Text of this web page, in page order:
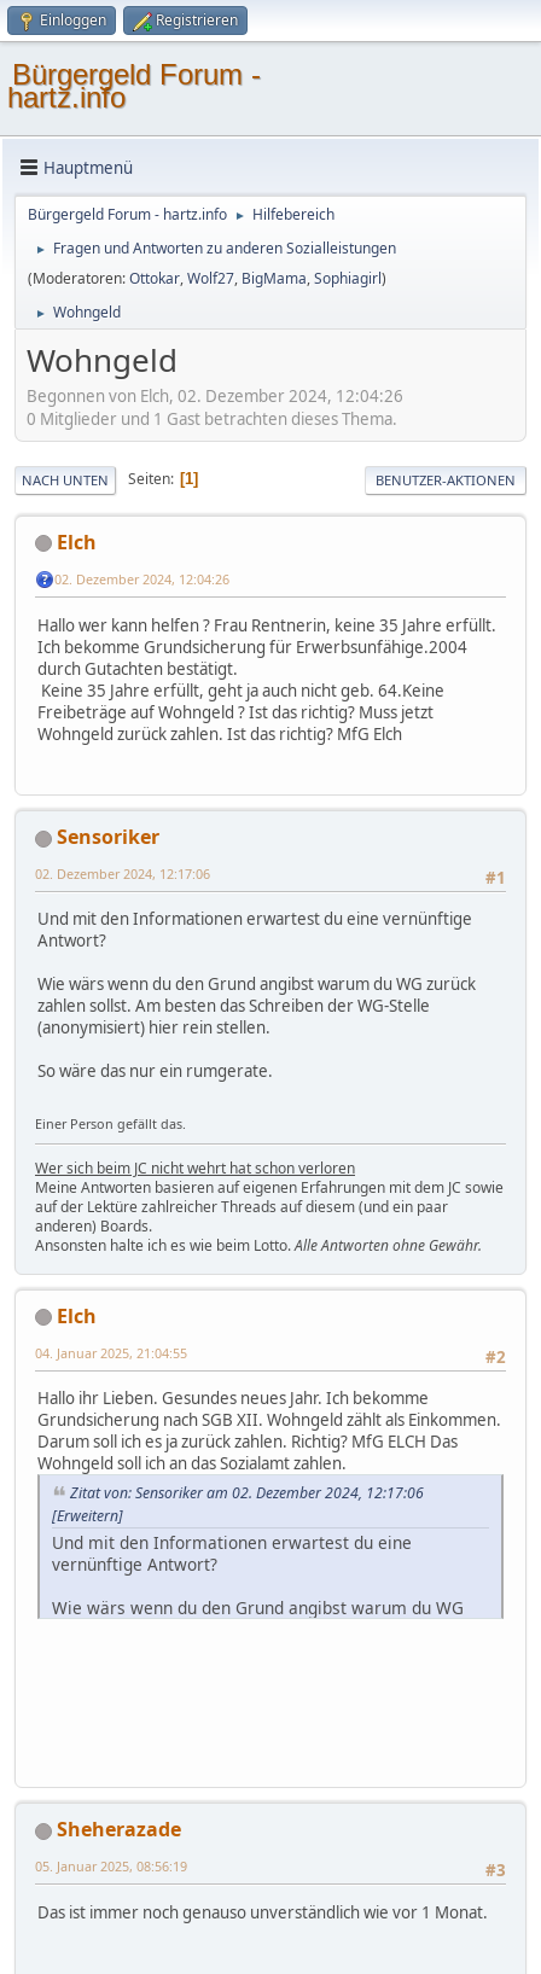
Einloggen Registrieren
Bürgergeld Forum -
hartz.info
Hauptmenü
Bürgergeld Forum - hartz.info ► Hilfebereich
►
Fragen und Antworten zu anderen Sozialleistungen
(Moderatoren:Ottokar,Wolf27, BigMama,Sophiagirl)
► Wohngeld
Wohngeld
Begonnen von Elch, 02. Dezember 2024, 12:04:26
0 Mitglieder und 1 Gast betrachten dieses Thema.
NACH UNTEN Seiten 1 BENUTZER-AKTIONEN
Elch
02. Dezember 2024, 12:04:26
Hallo wer kann helfen ? Frau Rentnerin, keine 35 Jahre erfüllt.
Ich bekomme Grundsicherung für Erwerbsunfähige.2004
durch Gutachten bestätigt.
Keine 35 Jahre erfüllt, geht ja auch nicht geb. 64.Keine
Freibeträge auf Wohngeld ? Ist das richtig? Muss jetzt
Wohngeld zurück zahlen. Ist das richtig? MfG Elch
Sensoriker
#1
02. Dezember 2024, 12:17:06
Und mit den Informationen erwartest du eine vernünftige
Antwort?
Wie wärs wenn du den Grund angibst warum du WG zurück
zahlen sollst. Am besten das Schreiben der WG-Stelle
(anonymisiert) hier rein stellen.
So wäre das nur ein rumgerate.
Einer Person gefällt das.
Wer sich beim JC nicht wehrt hat schon verloren
Meine Antworten basieren auf eigenen Erfahrungen mit dem JC sowie
auf der Lektüre zahlreicher Threads auf diesem (und ein paar
anderen) Boards.
Ansonsten halte ich es wie beim Lotto.Alle Antworten ohne Gewähr.
Elch
#2
04. Januar 2025, 21:04:55
Hallo ihr Lieben. Gesundes neues Jahr. Ich bekomme
Grundsicherung nach SGB XII. Wohngeld zählt als Einkommen.
Darum soll ich es ja zurück zahlen. Richtig? MfG ELCH Das
Wohngeld soll ich an das Sozialamt zahlen.
Zitat von: Sensoriker am 02. Dezember 2024, 12:17:06
[Erweitern]
Und mit den Informationen erwartest du eine
vernünftige Antwort?
Wie wärs wenn du den Grund angibst warum du WG
Sheherazade
#3
05. Januar 2025, 08:56:19
Das ist immer noch genauso unverständlich wie vor 1 Monat.